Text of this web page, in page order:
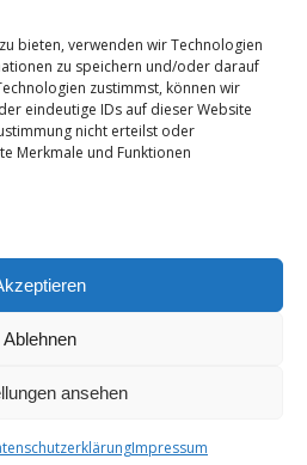
bieten, verwenden wir Technologien
zu speichern und/oder darauf
zustimmst, können wir
eindeutige IDs auf dieser Website
nicht erteilst oder
Merkmale und Funktionen
Ablehnen
ansehen
Impressum
Das Käseportal Merchandise
von WP Royal